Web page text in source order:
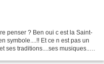
penser ? Ben oui c est la Saint-
symbole....!! Et ce n est pas un
ses traditions....ses musiques..